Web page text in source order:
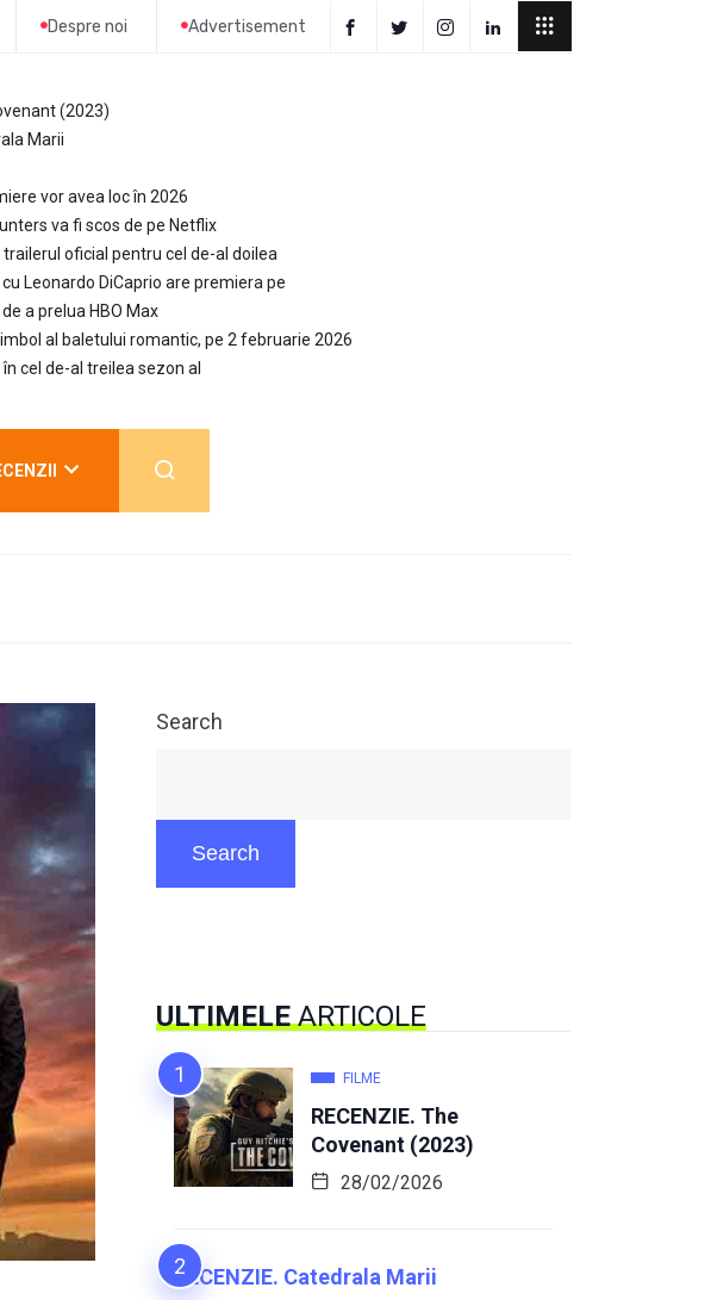
Despre noi Advertisement
(2023)
Marii
vor avea loc în 2026
va fi scos de pe Netflix
trailerul oficial pentru cel de-al doilea
Leonardo DiCaprio are premiera pe
a prelua HBO Max
al baletului romantic, pe 2 februarie 2026
în cel de-al treilea sezon al
Search
Search
ULTIMELEARTICOLE
FILME
RECENZIE. The
Covenant (2023)
28/02/2026
RECENZIE. Catedrala Marii